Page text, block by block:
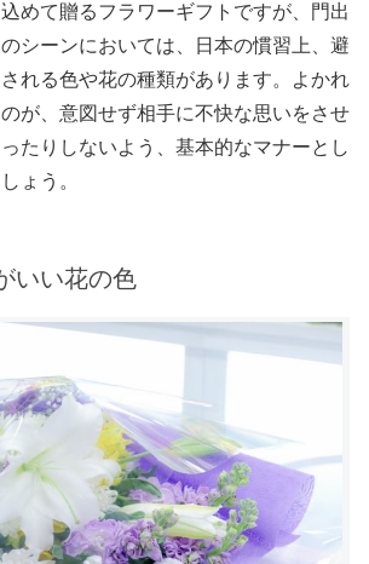
めて贈るフラワーギフトですが、門出
シーンにおいては、日本の慣習上、避
れる色や花の種類があります。よかれ
が、意図せず相手に不快な思いをさせ
たりしないよう、基本的なマナーとし
ょう。
いい花の色